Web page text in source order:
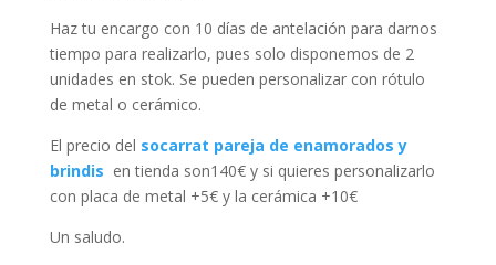
Haz tu encargo con 10 días de antelación para darnos
tiempo para realizarlo, pues solo disponemos de 2
unidades en stok. Se pueden personalizar con rótulo
de metal o cerámico.
El precio del socarrat pareja de enamorados y
brindis en tienda son140€ y si quieres personalizarlo
con placa de metal +5€ y la cerámica +10€
Un saludo.